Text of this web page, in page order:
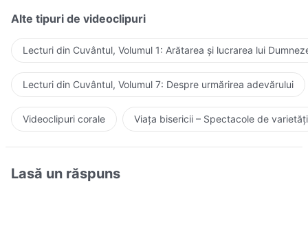
Alte tipuri de videoclipuri
Lecturi din Cuvântul, Volumul 1: Arătarea și lucrarea lui
Lecturi din Cuvântul, Volumul 7: Despre urmărirea adevărului
Videoclipuri corale Viața bisericii – Spectacole de varietăți
Lasă un răspuns